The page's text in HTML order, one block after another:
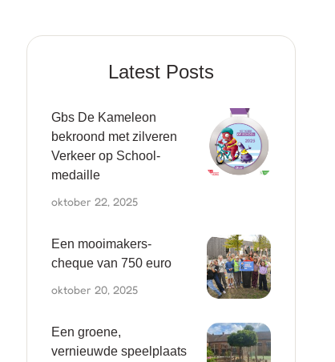
Latest Posts
Gbs De Kameleon
bekroond met zilveren
Verkeer op School-
medaille
oktober 22, 2025
Een mooimakers-
cheque van 750 euro
oktober 20, 2025
Een groene,
vernieuwde speelplaats